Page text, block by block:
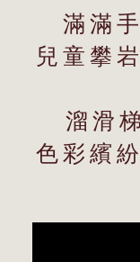
滿滿
兒童攀
溜滑
色彩繽